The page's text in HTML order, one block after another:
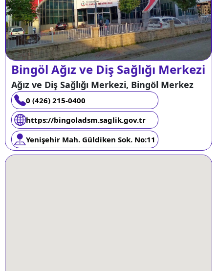
Bingöl Ağız ve Diş Sağlığı Merkezi
Ağız ve Diş Sağlığı Merkezi, Bingöl Merkez
0 (426) 215-0400
https://bingoladsm.saglik.gov.tr
Yenişehir Mah. Güldiken Sok. No:11